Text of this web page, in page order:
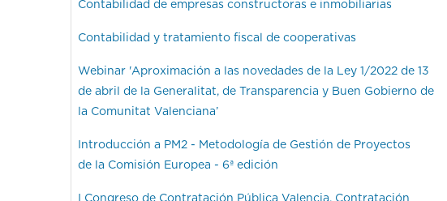
Contabilidad de empresas constructoras e inmobiliarias
Contabilidad y tratamiento fiscal de cooperativas
Webinar 'Aproximación a las novedades de la Ley 1/2022 de 13
de abril de la Generalitat, de Transparencia y Buen Gobierno de
la Comunitat Valenciana’
Introducción a PM2 - Metodología de Gestión de Proyectos
de la Comisión Europea - 6ª edición
I Congreso de Contratación Pública Valencia. Contratación